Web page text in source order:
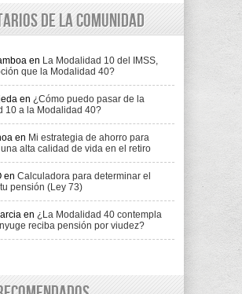
de la comunidad
en La Modalidad 10 del IMSS,
que la Modalidad 40?
en ¿Cómo puedo pasar de la
10 a la Modalidad 40?
en Mi estrategia de ahorro para
alta calidad de vida en el retiro
en Calculadora para determinar el
pensión (Ley 73)
en ¿La Modalidad 40 contempla
reciba pensión por viudez?